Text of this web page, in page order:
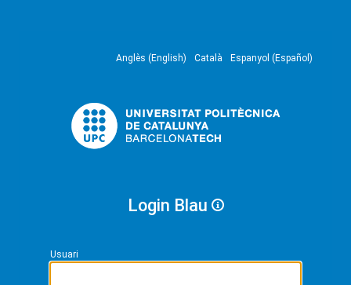
Anglès (English) Català Espanyol (Español)
Login Blau
Usuari